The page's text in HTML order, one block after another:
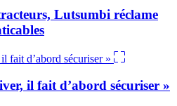
Lutsumbi réclame
il fait d’abord sécuriser »